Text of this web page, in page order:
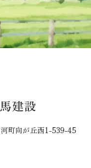
町向が丘西1-539-45